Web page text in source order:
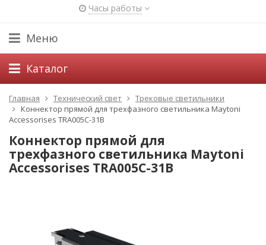
Часы работы
Меню
Каталог
Главная Технический свет
Трековые светильники
Коннектор прямой для трехфазного светильника Maytoni
Accessorises TRA005C-31B
Коннектор прямой для
трехфазного светильника Maytoni
Accessorises TRA005C-31B